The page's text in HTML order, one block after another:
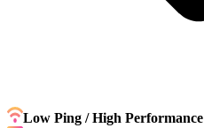
Low Ping / High Performance